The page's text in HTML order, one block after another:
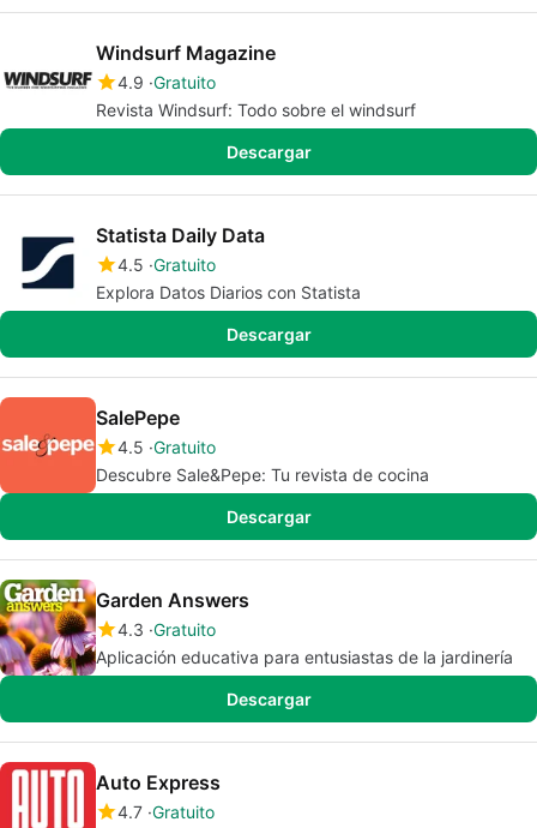
Windsurf Magazine
4.9 Gratuito
Revista Windsurf: Todo sobre el windsurf
Descargar
Statista Daily Data
4.5 Gratuito
Explora Datos Diarios con Statista
Descargar
SalePepe
4.5 Gratuito
Descubre Sale&Pepe: Tu revista de cocina
Descargar
Garden Answers
4.3 Gratuito
Aplicación educativa para entusiastas de la jardinería
Descargar
Auto Express
4.7 Gratuito